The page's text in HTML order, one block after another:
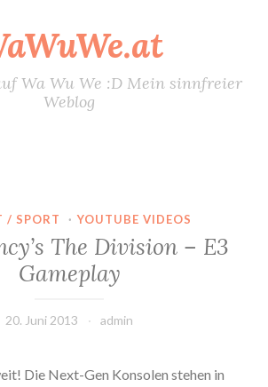
Wa Wu We :D Mein sinnfreier
Weblog
/ SPORT · YOUTUBE VIDEOS
The Division – E3
Gameplay
20. Juni 2013 admin
Die Next-Gen Konsolen stehen in